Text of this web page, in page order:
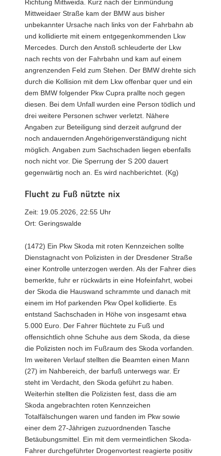
Richtung Mittweida. Kurz nach der Einmündung
Mittweidaer Straße kam der BMW aus bisher
unbekannter Ursache nach links von der Fahrbahn ab
und kollidierte mit einem entgegenkommenden Lkw
Mercedes. Durch den Anstoß schleuderte der Lkw
nach rechts von der Fahrbahn und kam auf einem
angrenzenden Feld zum Stehen. Der BMW drehte sich
durch die Kollision mit dem Lkw offenbar quer und ein
dem BMW folgender Pkw Cupra prallte noch gegen
diesen. Bei dem Unfall wurden eine Person tödlich und
drei weitere Personen schwer verletzt. Nähere
Angaben zur Beteiligung sind derzeit aufgrund der
noch andauernden Angehörigenverständigung nicht
möglich. Angaben zum Sachschaden liegen ebenfalls
noch nicht vor. Die Sperrung der S 200 dauert
gegenwärtig noch an. Es wird nachberichtet. (Kg)
Flucht zu Fuß nützte nix
Zeit: 19.05.2026, 22:55 Uhr
Ort: Geringswalde
(1472) Ein Pkw Skoda mit roten Kennzeichen sollte
Dienstagnacht von Polizisten in der Dresdener Straße
einer Kontrolle unterzogen werden. Als der Fahrer dies
bemerkte, fuhr er rückwärts in eine Hofeinfahrt, wobei
der Skoda die Hauswand schrammte und danach mit
einem im Hof parkenden Pkw Opel kollidierte. Es
entstand Sachschaden in Höhe von insgesamt etwa
5.000 Euro. Der Fahrer flüchtete zu Fuß und
offensichtlich ohne Schuhe aus dem Skoda, da diese
die Polizisten noch im Fußraum des Skoda vorfanden.
Im weiteren Verlauf stellten die Beamten einen Mann
(27) im Nahbereich, der barfuß unterwegs war. Er
steht im Verdacht, den Skoda geführt zu haben.
Weiterhin stellten die Polizisten fest, dass die am
Skoda angebrachten roten Kennzeichen
Totalfälschungen waren und fanden im Pkw sowie
einer dem 27-Jährigen zuzuordnenden Tasche
Betäubungsmittel. Ein mit dem vermeintlichen Skoda-
Fahrer durchgeführter Drogenvortest reagierte positiv